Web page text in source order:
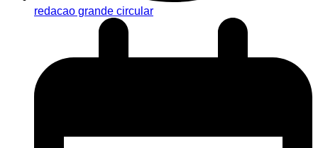
redacao grande circular